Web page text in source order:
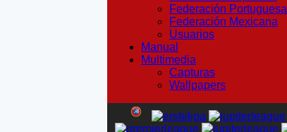
Federación Portuguesa
Federación Mexicana
Usuarios
Manual
Multimedia
Capturas
Wallpapers